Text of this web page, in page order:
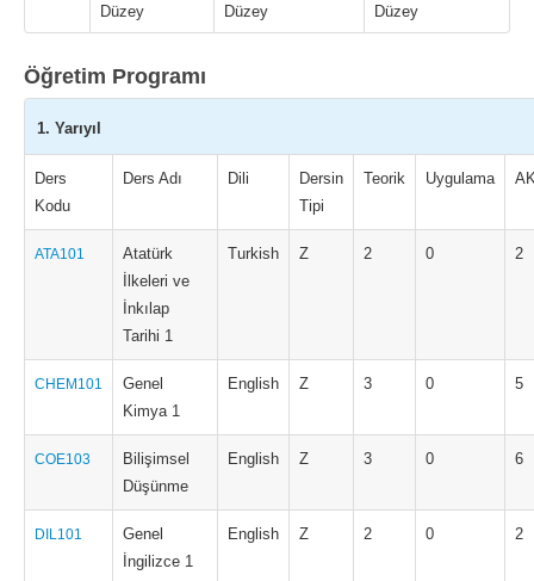
Düzey
Düzey
Düzey
Öğretim Programı
1. Yarıyıl
Ders
Kodu
Ders Adı Dili
Dersin
Tipi
Teorik Uygulama
ATA101
Atatürk
İlkeleri ve
İnkılap
Tarihi 1
Turkish Z 2 0 2
CHEM101
Genel
Kimya 1
English Z 3 0 5
COE103
Bilişimsel
Düşünme
English Z 3 0 6
DIL101
Genel
İngilizce 1
English Z 2 0 2